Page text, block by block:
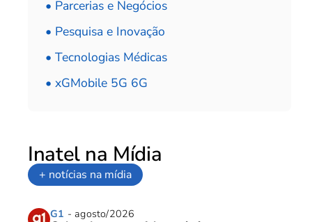
• Parcerias e Negócios
• Pesquisa e Inovação
• Tecnologias Médicas
• xGMobile 5G 6G
Inatel na Mídia
+ notícias na mídia
G1 - agosto/2026